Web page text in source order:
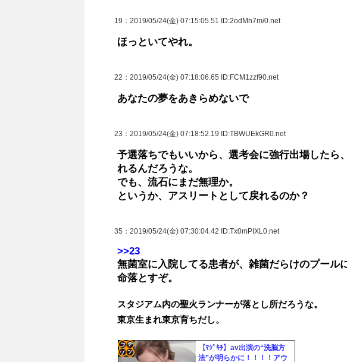
19 ：2019/05/24(金) 07:15:05.51 ID:2odMn7m/0.net
ほっといてやれ。
22 ：2019/05/24(金) 07:18:06.65 ID:FCM1zzf90.net
あなたの夢をあきらめないで
23 ：2019/05/24(金) 07:18:52.19 ID:TBWUEkGR0.net
予選落ちでもいいから、選考会に強行出場したら
れるんだろうな。
でも、流石にまだ無理か。
というか、アスリートとして戻れるのか？
35 ：2019/05/24(金) 07:30:04.42 ID:Tx0mPIXL0.net
>>23
無菌室に入院してる患者が、雑菌だらけのプール
命落とすぞ。
スタジアム内の聖火ランナーが落とし所だろうな。
東京生まれ東京育ちだし。
【ﾏｼﾞｷﾁ】av出演の“洗脳方
法”が明らかに！！！！アウ